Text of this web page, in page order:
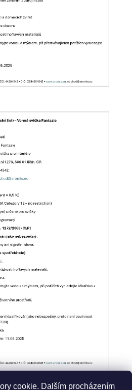
cookie. Dalším procházením